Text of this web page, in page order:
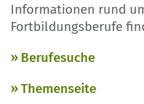
Informationen rund
Fortbildungsberufe
Berufesuche
Themenseite